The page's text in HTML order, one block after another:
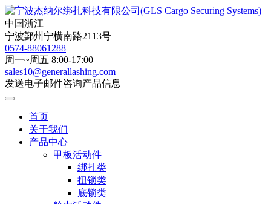
中国浙江
宁波鄞州宁横南路2113号
0574-88061288
周一~周五 8:00-17:00
sales10@generallashing.com
发送电子邮件咨询产品信息
首页
关于我们
产品中心
甲板活动件
绑扎类
扭锁类
底锁类